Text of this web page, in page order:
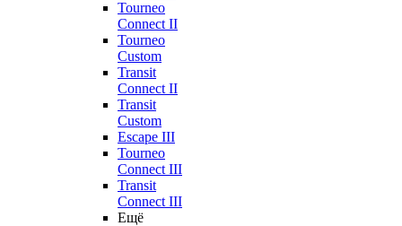
Tourneo
Connect II
Tourneo
Custom
Transit
Connect II
Transit
Custom
Escape III
Tourneo
Connect III
Transit
Connect III
Ещё